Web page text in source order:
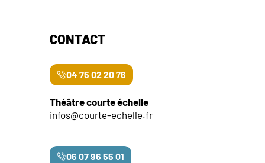
CONTACT
04 75 02 20 76
Théâtre courte échelle
infos@courte-echelle.fr
06 07 96 55 01